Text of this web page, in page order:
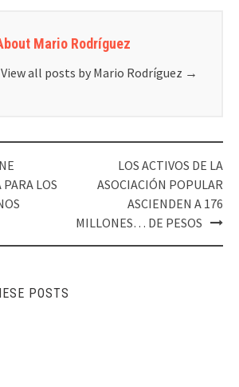
Mario Rodríguez
View all posts by Mario Rodríguez →
LOS
LOS ACTIVOS DE LA
ASOCIACIÓN POPULAR
ASCIENDEN A 176
MILLONES… DE PESOS
POSTS